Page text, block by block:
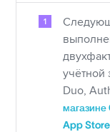
учётной
Duo,
магазине
App Store